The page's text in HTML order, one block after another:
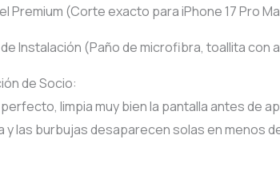
Premium (Corte exacto para iPhone 17 Pro
de Instalación (Paño de microfibra, toallita
de Socio:
limpia muy bien la pantalla antes de
y las burbujas desaparecen solas en menos